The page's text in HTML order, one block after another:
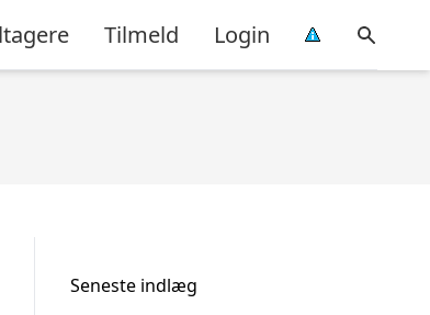
Tilmeld Login
Seneste indlæg